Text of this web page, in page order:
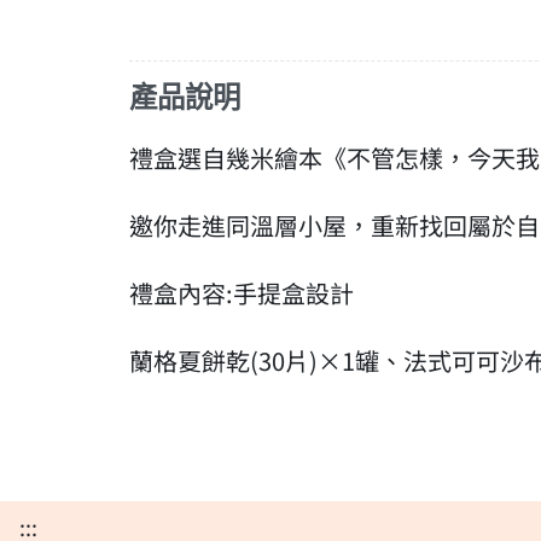
產品說明
禮盒選自幾米繪本《不管怎樣，今天
邀你走進同溫層小屋，重新找回屬於
禮盒內容:手提盒設計
蘭格夏餅乾(30片)×1罐、法式可可
:::